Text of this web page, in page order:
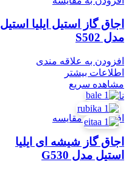
اجاق گاز استیل ایلیا استیل
مدل S502
افزودن به علاقه مندی
اطلاعات بیشتر
مشاهده سریع
ناموجود
افزودن به مقایسه
اجاق گاز شیشه ای ایلیا
استیل مدل G530